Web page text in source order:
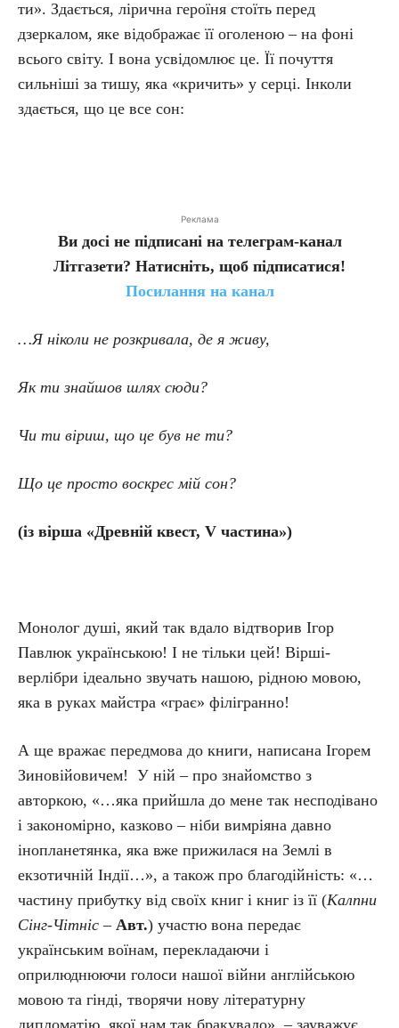
ти». Здається, лірична героїня стоїть перед
дзеркалом, яке відображає її оголеною – на фоні
всього світу. І вона усвідомлює це. Її почуття
сильніші за тишу, яка «кричить» у серці. Інколи
здається, що це все сон:
Реклама
Ви досі не підписані на телеграм-канал
Літгазети? Натисніть, щоб підписатися!
Посилання на канал
…Я ніколи не розкривала, де я живу,
Як ти знайшов шлях сюди?
Чи ти віриш, що це був не ти?
Що це просто воскрес мій сон?
(із вірша «Древній квест, V частина»)
Монолог душі, який так вдало відтворив Ігор
Павлюк українською! І не тільки цей! Вірші-
верлібри ідеально звучать нашою, рідною мовою,
яка в руках майстра «грає» філігранно!
А ще вражає передмова до книги, написана Ігорем
Зиновійовичем! У ній – про знайомство з
авторкою, «…яка прийшла до мене так несподівано
і закономірно, казково – ніби вимріяна давно
інопланетянка, яка вже прижилася на Землі в
екзотичній Індії…», а також про благодійність: «…
частину прибутку від своїх книг і книг із її (Калпни
Сінг-Чітніс – Авт.) участю вона передає
українським воїнам, перекладаючи і
оприлюднюючи голоси нашої війни англійською
мовою та гінді, творячи нову літературну
дипломатію, якої нам так бракувало», – зауважує